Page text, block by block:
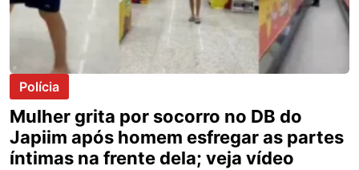
Polícia
Mulher grita por socorro no DB do
Japiim após homem esfregar as partes
íntimas na frente dela; veja vídeo